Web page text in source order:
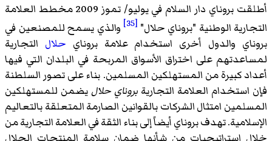
أطلقت بروناي دار السلام في يوليو/ تموز 2009 مخطط العلامة
التجارية الوطنية "بروناي حلال" [35]
والذي يسمح للمصنعين في
بروناي والدول أخرى استخدام علامة بروناي حلال التجارية
لمساعدتهم على اختراق الأسواق المربحة في البلدان التي فيها
أعداد كبيرة من المستهلكين المسلمين. بناء على تصور السلطنة
فإن استخدام العلامة التجارية بروناي حلاليضمن للمستهلكين
المسلمين امتثال الشركات بالقوانين الصارمة المتعلقة بالتعاليم
الإسلامية. تهدف بروناي أيضاً إلى بناء الثقة في العلامة التجارية من